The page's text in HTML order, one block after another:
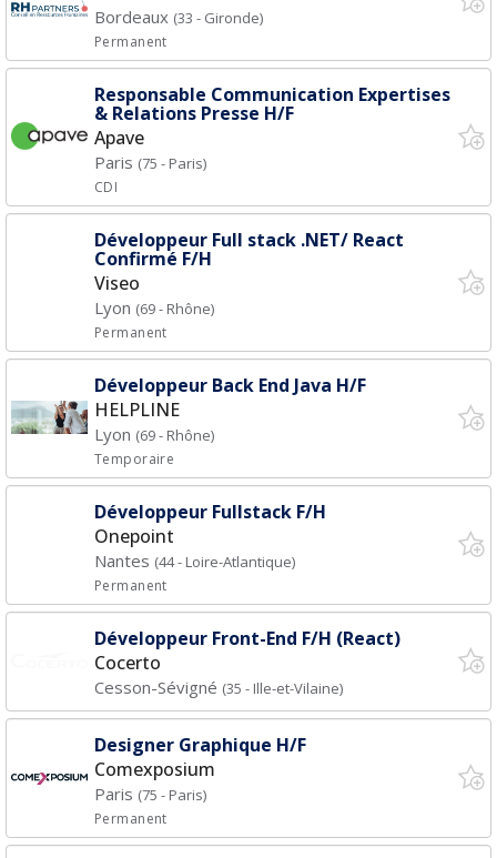
Bordeaux (33 - Gironde)
Permanent
Responsable Communication Expertises
& Relations Presse H/F
Apave
Paris (75 - Paris)
CDI
Développeur Full stack .NET/ React
Confirmé F/H
Viseo
Lyon (69 - Rhône)
Permanent
Développeur Back End Java H/F
HELPLINE
Lyon (69 - Rhône)
Temporaire
Développeur Fullstack F/H
Onepoint
Nantes (44 - Loire-Atlantique)
Permanent
Développeur Front-End F/H (React)
Cocerto
Cesson-Sévigné (35 - Ille-et-Vilaine)
Designer Graphique H/F
Comexposium
Paris (75 - Paris)
Permanent